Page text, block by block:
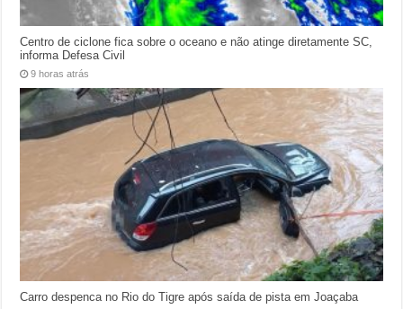
Centro de ciclone fica sobre o oceano e não atinge diretamente SC,
informa Defesa Civil
9 horas atrás
Carro despenca no Rio do Tigre após saída de pista em Joaçaba